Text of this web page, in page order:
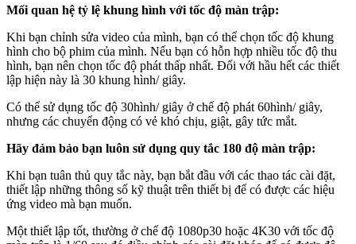
Mối quan hệ tỷ lệ khung hình với tốc độ màn trập:
Khi bạn chỉnh sửa video của mình, bạn có thể chọn tốc độ khung
hình cho bộ phim của mình. Nếu bạn có hỗn hợp nhiều tốc độ thu
hình, bạn nên chọn tốc độ phát thấp nhất. Đối với hầu hết các thiết
lập hiện này là 30 khung hình/ giây.
Có thể sử dụng tốc độ 30hình/ giây ở chế độ phát 60hình/ giây,
nhưng các chuyển động có vẻ khó chịu, giật, gây tức mắt.
Hãy đảm bảo bạn luôn sử dụng quy tắc 180 độ màn trập:
Khi bạn tuân thủ quy tắc này, bạn bắt đầu với các thao tác cài đặt,
thiết lập những thông số kỹ thuật trên thiết bị để có được các hiệu
ứng video mà bạn muốn.
Một thiết lập tốt, thường ở chế độ 1080p30 hoặc 4K30 với tốc độ